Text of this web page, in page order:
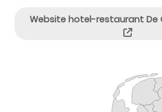
Website hotel-restaurant De